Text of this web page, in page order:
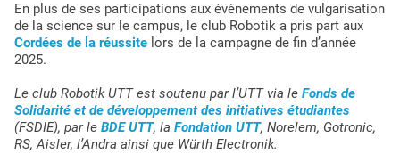
En plus de ses participations aux évènements de vulgarisation
de la science sur le campus, le club Robotik a pris part aux
Cordées de la réussite lors de la campagne de fin d’année
2025.
Le club Robotik UTT est soutenu par l’UTT via le Fonds de
Solidarité et de développement des initiatives étudiantes
(FSDIE), par le BDE UTT, la Fondation UTT, Norelem, Gotronic,
RS, Aisler, l’Andra ainsi que Würth Electronik.